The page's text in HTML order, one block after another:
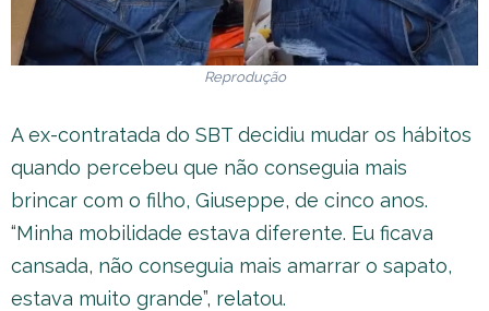
Reprodução
A ex-contratada do SBT decidiu mudar os hábitos
quando percebeu que não conseguia mais
brincar com o filho, Giuseppe, de cinco anos.
“Minha mobilidade estava diferente. Eu ficava
cansada, não conseguia mais amarrar o sapato,
estava muito grande”, relatou.